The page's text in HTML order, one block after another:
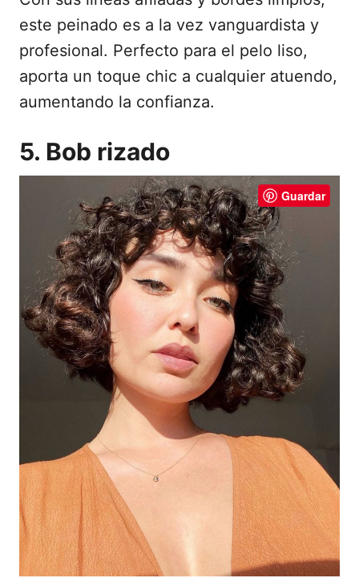
este peinado es a la vez vanguardista y
profesional. Perfecto para el pelo liso,
aporta un toque chic a cualquier atuendo,
aumentando la confianza.
5. Bob rizado
Guardar